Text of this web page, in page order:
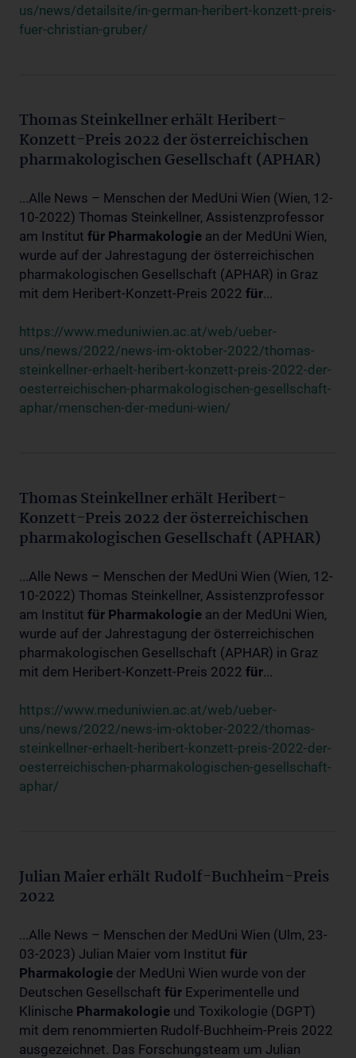
us/news/detailsite/in-german-heribert-konzett-preis-
fuer-christian-gruber/
Thomas Steinkellner erhält Heribert-
Konzett-Preis 2022 der österreichischen
pharmakologischen Gesellschaft (APHAR)
...Alle News – Menschen der MedUni Wien (Wien, 12-
10-2022) Thomas Steinkellner, Assistenzprofessor
am Institut für Pharmakologie an der MedUni Wien,
wurde auf der Jahrestagung der österreichischen
pharmakologischen Gesellschaft (APHAR) in Graz
mit dem Heribert-Konzett-Preis 2022 für...
https://www.meduniwien.ac.at/web/ueber-
uns/news/2022/news-im-oktober-2022/thomas-
steinkellner-erhaelt-heribert-konzett-preis-2022-der-
oesterreichischen-pharmakologischen-gesellschaft-
aphar/menschen-der-meduni-wien/
Thomas Steinkellner erhält Heribert-
Konzett-Preis 2022 der österreichischen
pharmakologischen Gesellschaft (APHAR)
...Alle News – Menschen der MedUni Wien (Wien, 12-
10-2022) Thomas Steinkellner, Assistenzprofessor
am Institut für Pharmakologie an der MedUni Wien,
wurde auf der Jahrestagung der österreichischen
pharmakologischen Gesellschaft (APHAR) in Graz
mit dem Heribert-Konzett-Preis 2022 für...
https://www.meduniwien.ac.at/web/ueber-
uns/news/2022/news-im-oktober-2022/thomas-
steinkellner-erhaelt-heribert-konzett-preis-2022-der-
oesterreichischen-pharmakologischen-gesellschaft-
aphar/
Julian Maier erhält Rudolf-Buchheim-Preis
2022
...Alle News – Menschen der MedUni Wien (Ulm, 23-
03-2023) Julian Maier vom Institut für
Pharmakologie der MedUni Wien wurde von der
Deutschen Gesellschaft für Experimentelle und
Klinische Pharmakologie und Toxikologie (DGPT)
mit dem renommierten Rudolf-Buchheim-Preis 2022
ausgezeichnet. Das Forschungsteam um Julian